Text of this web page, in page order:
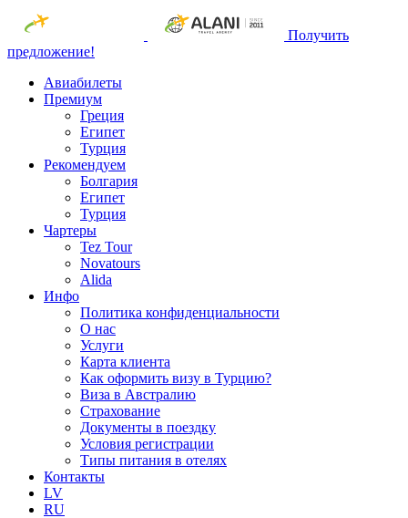
Получить
предложение!
Авиабилеты
Премиум
Греция
Египет
Турция
Рекомендуем
Болгария
Египет
Турция
Чартеры
Tez Tour
Novatours
Alida
Инфо
Политика конфиденциальности
О нас
Услуги
Карта клиента
Как оформить визу в Турцию?
Виза в Австралию
Страхование
Документы в поездку
Условия регистрации
Типы питания в отелях
Контакты
LV
RU